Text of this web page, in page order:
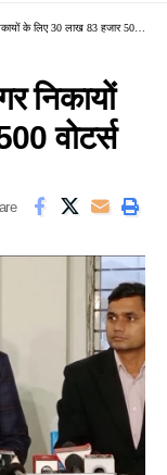
के लिए 30 लाख 83 हजार 500 वोटर्स
निकायों
वोटर्स